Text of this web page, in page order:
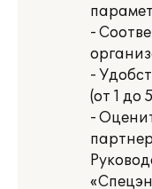
-
-
(от 1 до
-